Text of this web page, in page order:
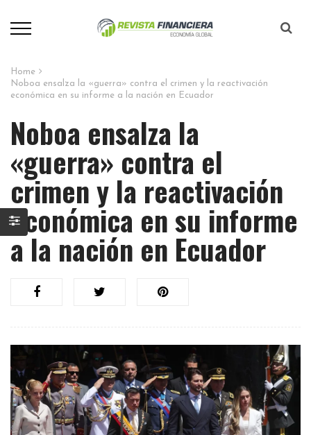
Home
Noboa ensalza la «guerra» contra el crimen y la reactivación
económica en su informe a la nación en Ecuador
Noboa ensalza la
«guerra» contra el
crimen y la reactivación
económica en su informe
a la nación en Ecuador